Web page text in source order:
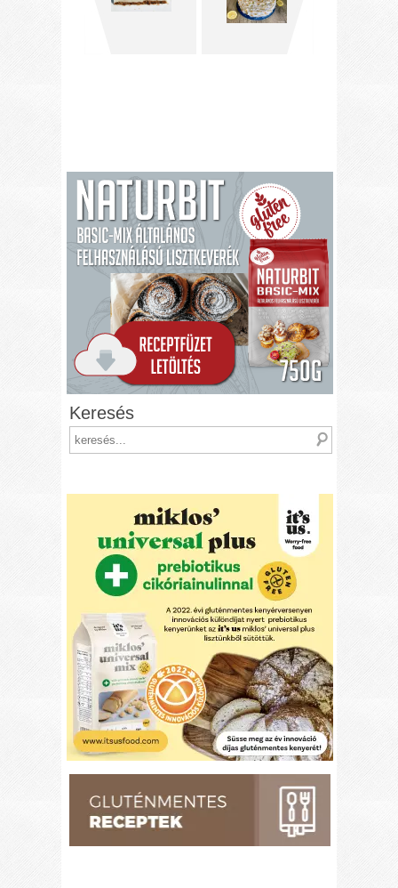
Keresés